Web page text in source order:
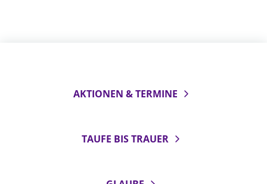
AKTIONEN & TERMINE
TAUFE BIS TRAUER